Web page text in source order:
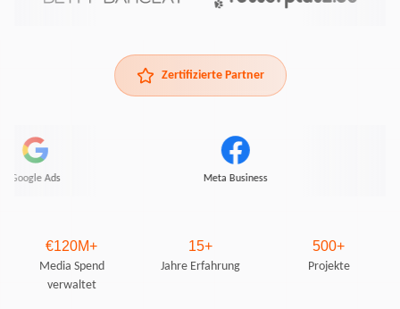
Zertifizierte Partner
Ads Meta Business
€120M+
Media Spend
verwaltet
15+
Jahre Erfahrung
500+
Projekte